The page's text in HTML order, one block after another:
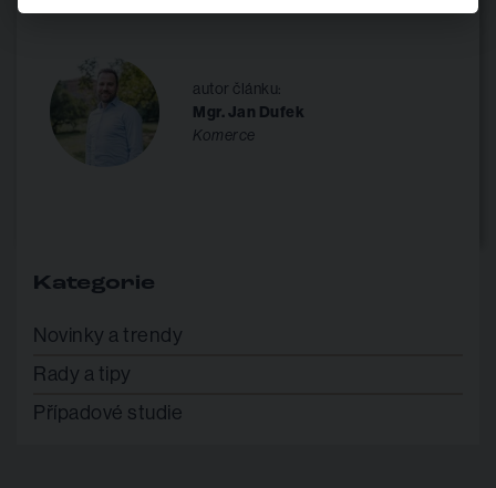
autor článku:
Mgr. Jan Dufek
Komerce
Kategorie
Novinky a trendy
Rady a tipy
Případové studie